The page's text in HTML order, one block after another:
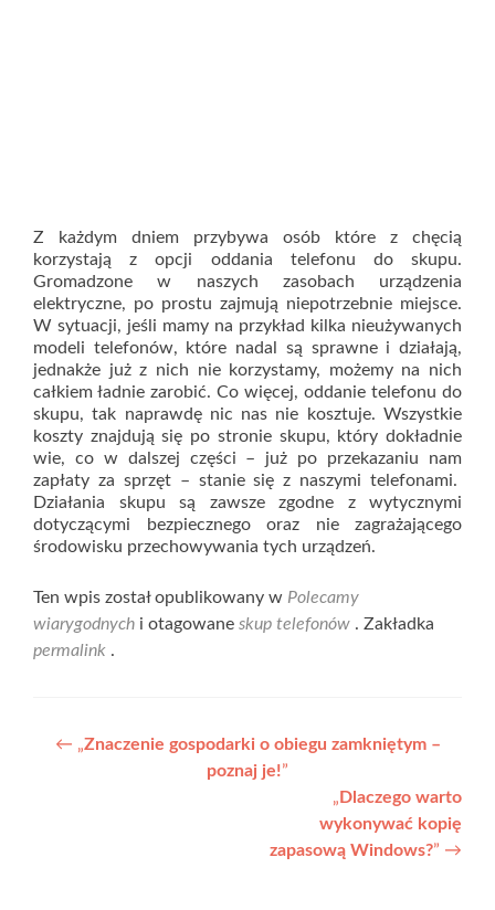
Z każdym dniem przybywa osób które z chęcią
korzystają z opcji oddania telefonu do skupu.
Gromadzone w naszych zasobach urządzenia
elektryczne, po prostu zajmują niepotrzebnie miejsce.
W sytuacji, jeśli mamy na przykład kilka nieużywanych
modeli telefonów, które nadal są sprawne i działają,
jednakże już z nich nie korzystamy, możemy na nich
całkiem ładnie zarobić. Co więcej, oddanie telefonu do
skupu, tak naprawdę nic nas nie kosztuje. Wszystkie
koszty znajdują się po stronie skupu, który dokładnie
wie, co w dalszej części – już po przekazaniu nam
zapłaty za sprzęt – stanie się z naszymi telefonami.
Działania skupu są zawsze zgodne z wytycznymi
dotyczącymi bezpiecznego oraz nie zagrażającego
środowisku przechowywania tych urządzeń.
Ten wpis został opublikowany w Polecamy
wiarygodnych i otagowane skup telefonów . Zakładka
permalink .
Nawigacja
← „Znaczenie gospodarki o obiegu zamkniętym –
poznaj je!”
„ Dlaczego warto
wykonywać kopię
zapasową Windows?” →